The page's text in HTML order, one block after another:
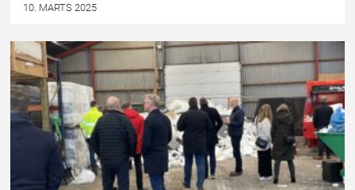
10. MARTS 2025